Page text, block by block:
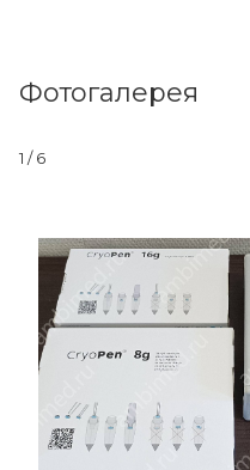
Фотогалерея
1 / 6